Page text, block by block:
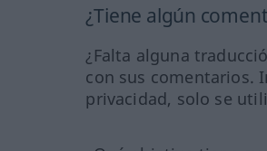
¿Tiene algún
¿Falta alguna
con sus comentarios.
privacidad, solo se